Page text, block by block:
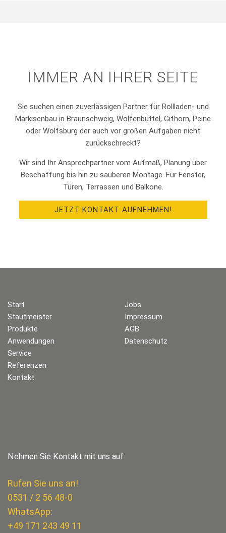
IMMER AN IHRER SEITE
Sie suchen einen zuverlässigen Partner für Rollladen- und
Markisenbau in Braunschweig, Wolfenbüttel, Gifhorn, Peine
oder Wolfsburg der auch vor großen Aufgaben nicht
zurückschreckt?
Wir sind Ihr Ansprechpartner vom Aufmaß, Planung über
Beschaffung bis hin zu sauberen Montage. Für Fenster,
Türen, Terrassen und Balkone.
JETZT KONTAKT AUFNEHMEN!
Start
Stautmeister
Produkte
Anwendungen
Service
Referenzen
Kontakt
Jobs
Impressum
AGB
Datenschutz
Nehmen Sie Kontakt mit uns auf
Rufen Sie uns an!
0531 / 2 56 48-0
WhatsApp:
+49 171 243 49 11